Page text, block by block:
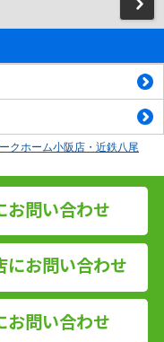
クホーム小阪店・近鉄八尾
お問い合わせ
にお問い合わせ
お問い合わせ